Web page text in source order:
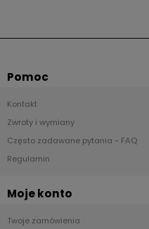
Pomoc
Kontakt
Zwroty i wymiany
Często zadawane pytania - FAQ
Regulamin
Moje konto
Twoje zamówienia